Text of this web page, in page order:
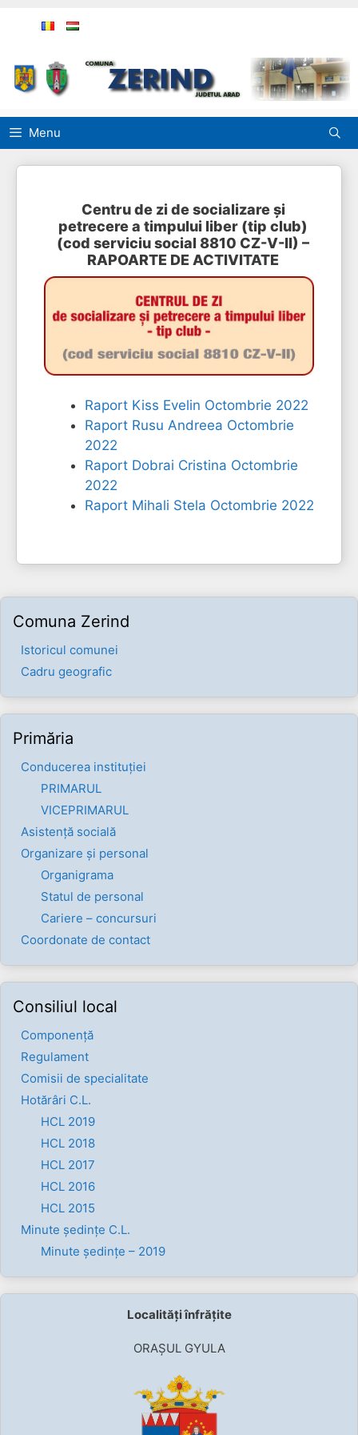
Menu
Centru de zi de socializare și
petrecere a timpului liber (tip club)
(cod serviciu social 8810 CZ-V-II) –
RAPOARTE DE ACTIVITATE
Raport Kiss Evelin Octombrie 2022
Raport Rusu Andreea Octombrie
2022
Raport Dobrai Cristina Octombrie
2022
Raport Mihali Stela Octombrie 2022
Comuna Zerind
Istoricul comunei
Cadru geografic
Primăria
Conducerea instituției
PRIMARUL
VICEPRIMARUL
Asistență socială
Organizare și personal
Organigrama
Statul de personal
Cariere – concursuri
Coordonate de contact
Consiliul local
Componenţă
Regulament
Comisii de specialitate
Hotărâri C.L.
HCL 2019
HCL 2018
HCL 2017
HCL 2016
HCL 2015
Minute ședințe C.L.
Minute ședințe – 2019
Localități înfrățite
ORAȘUL GYULA